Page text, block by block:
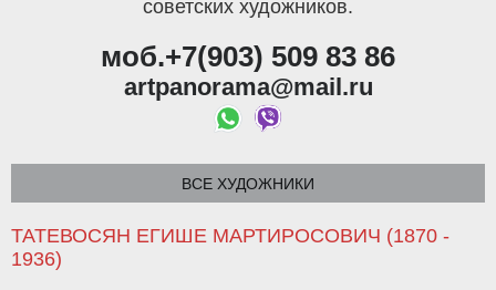
советских художников.
моб.+7(903) 509 83 86
artpanorama@mail.ru
ВСЕ ХУДОЖНИКИ
ТАТЕВОСЯН ЕГИШЕ МАРТИРОСОВИЧ (1870 -
1936)